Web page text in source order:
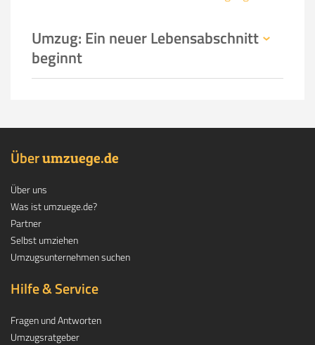
Umzug: Ein neuer Lebensabschnitt
beginnt
Überumzuege.de
Über uns
Was ist umzuege.de?
Partner
Selbst umziehen
Umzugsunternehmen suchen
Hilfe & Service
Fragen und Antworten
Umzugsratgeber